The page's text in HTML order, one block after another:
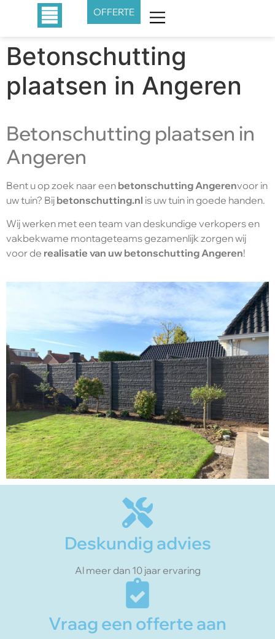
OFFERTE
Betonschutting
plaatsen in Angeren
Betonschutting plaatsen in
Angeren
Bent u op zoek naar een betonschutting Angerenvoor in
uw tuin? Bij betonschutting.nl is uw tuin in goede handen.
Wij werken met een team van deskundige verkopers en
vakbekwame montageteams gezamenlijk zorgen wij
voor de realisatie van uw betonschutting Angeren!
Deskundig advies
Al meer dan 10 jaar ervaring
Vraag een offerte aan